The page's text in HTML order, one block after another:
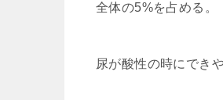
全体の5%を占める。
尿が酸性の時にでき